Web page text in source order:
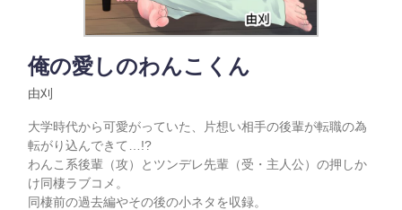
俺の愛しのわんこくん
由刈
大学時代から可愛がっていた、片想い相手の後輩が転職の為
転がり込んできて…!?
わんこ系後輩（攻）とツンデレ先輩（受・主人公）の押しか
け同棲ラブコメ。
同棲前の過去編やその後の小ネタを収録。